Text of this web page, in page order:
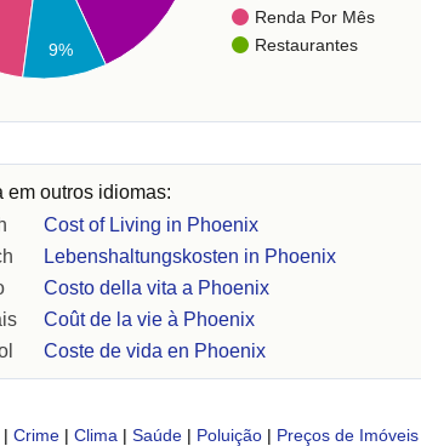
Renda Por Mês
Restaurantes
9%
em outros idiomas:
Cost of Living in Phoenix
Lebenshaltungskosten in Phoenix
Costo della vita a Phoenix
Coût de la vie à Phoenix
Coste de vida en Phoenix
| Crime | Clima | Saúde | Poluição | Preços de Imóveis